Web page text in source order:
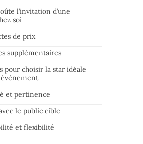
l’invitation d’une
soi
de prix
supplémentaires
pour choisir la star idéale
et pertinence
le public cible
et flexibilité